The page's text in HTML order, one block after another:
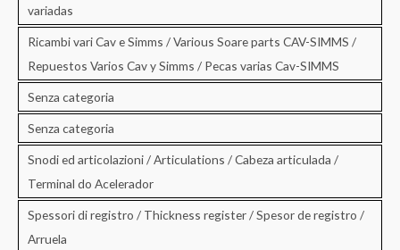
variadas
Ricambi vari Cav e Simms / Various Soare parts CAV-SIMMS /
Repuestos Varios Cav y Simms / Pecas varias Cav-SIMMS
Senza categoria
Senza categoria
Snodi ed articolazioni / Articulations / Cabeza articulada /
Terminal do Acelerador
Spessori di registro / Thickness register / Spesor de registro /
Arruela